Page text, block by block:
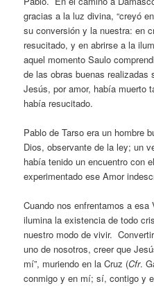
gracias a la luz divina, “creyó
su conversión y la nuestra: en
resucitado, y en abrirse a la
aquel momento Saulo
de las obras buenas realizadas
Jesús, por amor, había muerto
había resucitado.
Pablo de Tarso era un hombre
Dios, observante de la ley; un
había tenido un encuentro con
experimentado ese Amor
Cuando nos enfrentamos a
ilumina la existencia de todo
nuestro modo de vivir.
uno de nosotros, creer que
mí”, muriendo en la Cruz (Cfr.
conmigo y en mí; sí, contigo y